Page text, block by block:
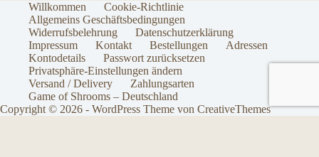
Willkommen
Cookie-Richtlinie
Allgemeins Geschäftsbedingungen
Widerrufsbelehrung
Datenschutzerklärung
Impressum
Kontakt Bestellungen
Adressen
Kontodetails
Passwort zurücksetzen
Privatsphäre-Einstellungen ändern
Versand / Delivery
Zahlungsarten
Game of Shrooms – Deutschland
Copyright © 2026 - WordPress Theme von CreativeThemes